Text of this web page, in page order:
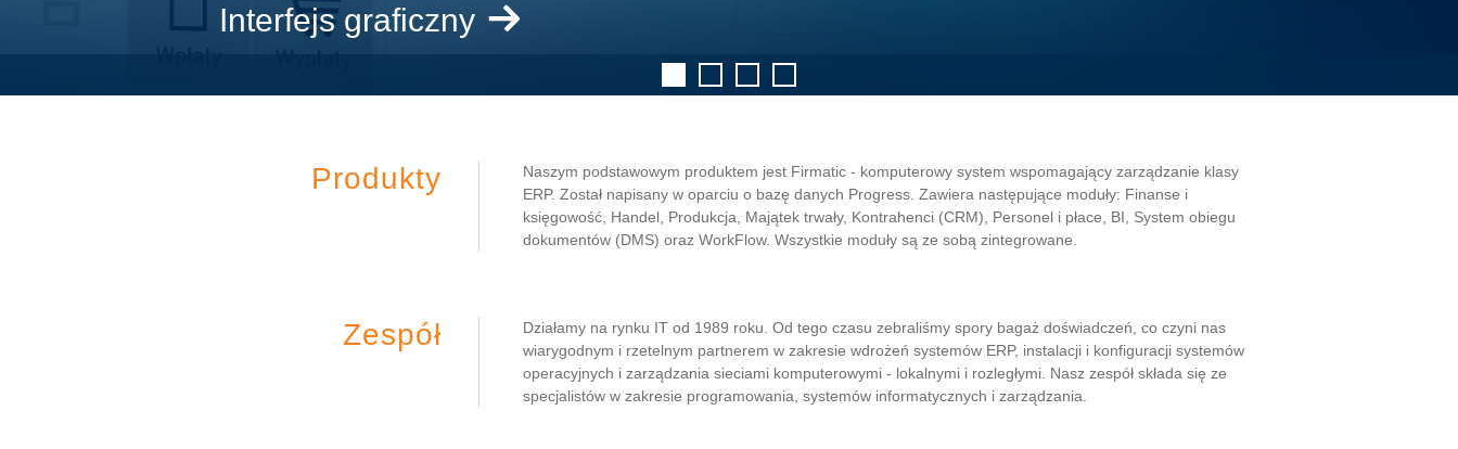
Interfejs graficzny
Produkty
Naszym podstawowym produktem jest Firmatic - komputerowy system wspomagający zarządzanie klasy
ERP. Został napisany w oparciu o bazę danych Progress. Zawiera następujące moduły: Finanse i
księgowość, Handel, Produkcja, Majątek trwały, Kontrahenci (CRM), Personel i płace, BI, System obiegu
dokumentów (DMS) oraz WorkFlow. Wszystkie moduły są ze sobą zintegrowane.
Zespół
Działamy na rynku IT od 1989 roku. Od tego czasu zebraliśmy spory bagaż doświadczeń, co czyni nas
wiarygodnym i rzetelnym partnerem w zakresie wdrożeń systemów ERP, instalacji i konfiguracji systemów
operacyjnych i zarządzania sieciami komputerowymi - lokalnymi i rozległymi. Nasz zespół składa się ze
specjalistów w zakresie programowania, systemów informatycznych i zarządzania.